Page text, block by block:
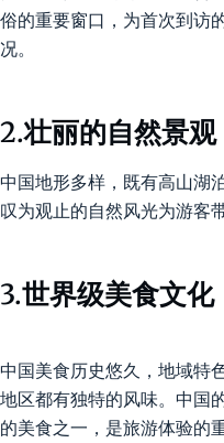
俗的重要窗口，为首次到访
况。
2.壮丽的自然景观
中国地形多样，既有高山湖
叹为观止的自然风光为游客
3.世界级美食文化
中国美食历史悠久，地域特
地区都有独特的风味。中国
的美食之一，是旅游体验的